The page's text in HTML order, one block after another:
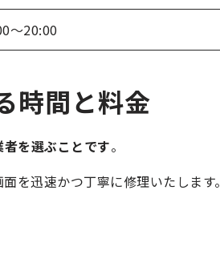
～20:00
時間と料金
を選ぶことです。
を迅速かつ丁寧に修理いたします。